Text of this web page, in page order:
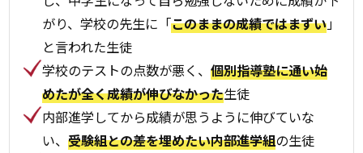
がり、学校の先生に「このままの成績ではまずい」
と言われた生徒
学校のテストの点数が悪く、個別指導塾に通い始
めたが全く成績が伸びなかった生徒
内部進学してから成績が思うように伸びていな
い、受験組との差を埋めたい内部進学組の生徒